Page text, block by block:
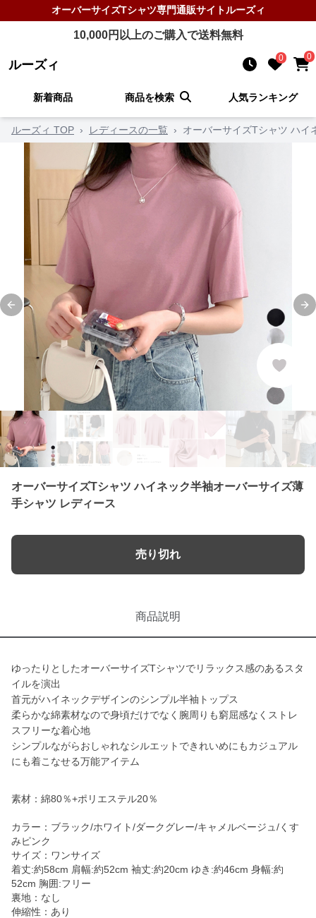
オーバーサイズTシャツ専門通販サイトルーズィ
10,000円以上のご購入で送料無料
ルーズィ 0 0
新着商品 商品を検索 人気ランキング
ルーズィ TOP › レディースの一覧 › オーバーサイズTシャツ ハイ
Previous slide
オーバーサイズTシャツ ハイネック半袖オーバーサイズ薄
手シャツ レディース
売り切れ
商品説明
ゆったりとしたオーバーサイズTシャツでリラックス感のあるスタ
イルを演出
首元がハイネックデザインのシンプル半袖トップス
柔らかな綿素材なので身頃だけでなく腕周りも窮屈感なくストレ
スフリーな着心地
シンプルながらおしゃれなシルエットできれいめにもカジュアル
にも着こなせる万能アイテム
素材：綿80％+ポリエステル20％
カラー：ブラック/ホワイト/ダークグレー/キャメルベージュ/くす
みピンク
サイズ：ワンサイズ
着丈:約58cm 肩幅:約52cm 袖丈:約20cm ゆき:約46cm 身幅:約
52cm 胸囲:フリー
裏地：なし
伸縮性：あり